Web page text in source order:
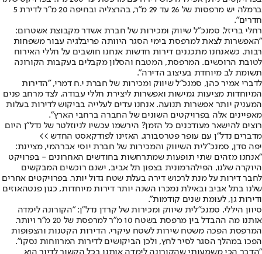
ברמלה יש מרפסות של 26 עד 29 מ"ר, בהרצליה ובחיפה 20 מ"ר לדירת 5
חדרים".
רחלי בריזל, סמנכ"ל שיווק ומכירות של חברת אשדר מקבוצת אשטרום:
"האפשרות לצאת למרפסת בימי הסגר היוותה פריבלגיה עבור משפחות
רבות. כשאנחנו מתכננים דירות חדשות אנחנו חושבים על חללי האירוח
לטובת הרוכשים. המרפסת, המטבח והסלון מקבלים בעקבות הקורונה
תשומת לב מיוחדת בעיצוב הדירה".
לדברי אמיר כהן, סמנכ"ל שיווק ומכירות של חברת י.ח דמרי, ״הדירות
המיוחדות מציעות גמישות ואפשרות ליצירת חללי עבודה, לצד מרחב פנים
המעניק יותר אפשרות תנועה. אנחנו עדים לעלייה בביקוש לדירות בעלות
מאפיינים אלה בפרויקטים השונים של החברה ברחבי הארץ״.
רוצים להישאר מעודכנים כל הזמן? הירשמו עכשיו לניוזלטר של נדל"ן היום
מדברים נדל"ן עם עופר פטרסבורג. האזינו לפודקאסט החדש >>
יפה סדן, סמנכ"לית השיווק והמכירות של חברת יוסי אברהמי, מציינת:
"אנחנו מזהים שתי תופעות שמתרחשות בחודשים האחרונים - בפרויקט
היוקרה שלנו, הפילהרמונית בצפון תל אביב, ישנם רוכשים המבקשים
לחבר דירות על מנת לרכוש דירה בעלת שטח גדול יותר. בפרויקטים אחרים
שלנו בתל אביב ובאילת נמכרו השנה יותר דירות מיוחדות, כגון פנטהאוזים
ודירות גן, לעומת שנים קודמות".
סיוון היללי, סמנכ"לית שיווק ומכירות של קרדן נדל"ן: "הקורונה לימדה
אותנו מה ההבדל בין מרפסת בשטח 10 מ"ר למרפסת של 20 מ"ר ויותר.
המרפסת הפכה משטח שירות לשטח עיקרי. הדירות הקטנות והצפופות
הפכו במהלך הסגר לסיר לחץ, ולכן הביקושים לדירות המרווחות נסקו״.